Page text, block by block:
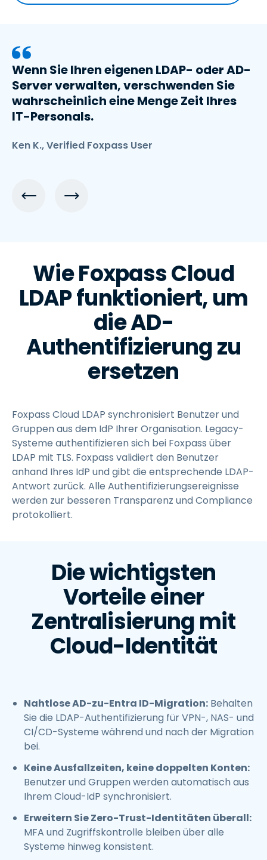
Wenn Sie Ihren eigenen LDAP- oder AD-
Server verwalten, verschwenden Sie
wahrscheinlich eine Menge Zeit Ihres
IT-Personals.
Ken K., Verified Foxpass User
Wie Foxpass Cloud
LDAP funktioniert, um
die AD-
Authentifizierung zu
ersetzen
Foxpass Cloud LDAP synchronisiert Benutzer und
Gruppen aus dem IdP Ihrer Organisation. Legacy-
Systeme authentifizieren sich bei Foxpass über
LDAP mit TLS. Foxpass validiert den Benutzer
anhand Ihres IdP und gibt die entsprechende LDAP-
Antwort zurück. Alle Authentifizierungsereignisse
werden zur besseren Transparenz und Compliance
protokolliert.
Die wichtigsten
Vorteile einer
Zentralisierung mit
Cloud-Identität
Nahtlose AD-zu-Entra ID-Migration: Behalten
Sie die LDAP-Authentifizierung für VPN-, NAS- und
CI/CD-Systeme während und nach der Migration
bei.
Keine Ausfallzeiten, keine doppelten Konten:
Benutzer und Gruppen werden automatisch aus
Ihrem Cloud-IdP synchronisiert.
Erweitern Sie Zero-Trust-Identitäten überall:
MFA und Zugriffskontrolle bleiben über alle
Systeme hinweg konsistent.